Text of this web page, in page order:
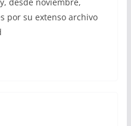
por su extenso archivo